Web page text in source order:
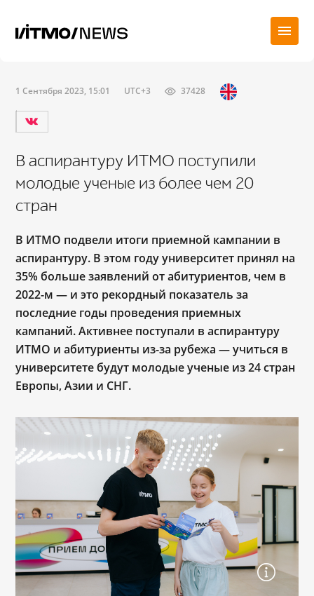
1 Сентября 2023, 15:01 UTC+3 37428
В аспирантуру ИТМО поступили
молодые ученые из более чем 20
стран
В ИТМО подвели итоги приемной кампании в
аспирантуру. В этом году университет принял на
35% больше заявлений от абитуриентов, чем в
2022-м ― и это рекордный показатель за
последние годы проведения приемных
кампаний. Активнее поступали в аспирантуру
ИТМО и абитуриенты из-за рубежа ― учиться в
университете будут молодые ученые из 24 стран
Европы, Азии и СНГ.